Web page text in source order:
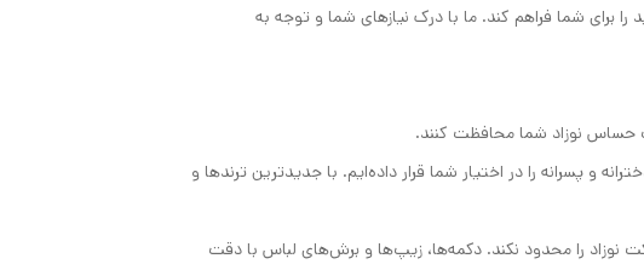
برای شما فراهم کند. ما با درک نیازهای شما و توجه به
حساس نوزاد شما محافظت کنند.
و پسرانه را در اختیار شما قرار داده‌ایم. با جدیدترین ترندها و
نوزاد را محدود نکند. دکمه‌ها، زیپ‌ها و برش‌های لباس با دقت